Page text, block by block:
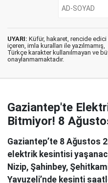
UYARI: Küfür, hakaret, rencide edici
içeren, imla kuralları ile yazılmamış,
Türkçe karakter kullanılmayan ve
onaylanmamaktadır.
Gaziantep'te
Bitmiyor! 8
Gaziantep’te 8 Ağustos
elektrik kesintisi
Nizip, Şahinbey,
Yavuzeli’nde kesinti